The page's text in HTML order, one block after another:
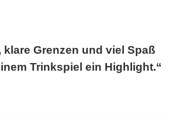
klare Grenzen und viel Spaß
Trinkspiel ein Highlight.“